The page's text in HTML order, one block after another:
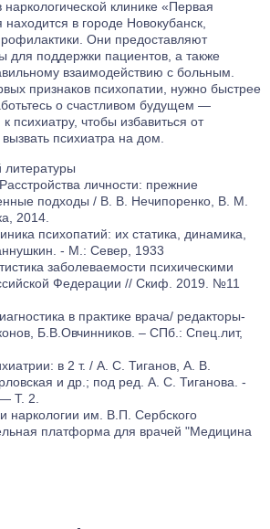
наркологической клинике «Первая
находится в городе Новокубанск,
Они предоставляют
для поддержки пациентов, а также
взаимодействию с больным.
признаков психопатии, нужно быстрее
о счастливом будущем —
психиатру, чтобы избавиться от
вызвать психиатра на дом
литературы
личности: прежние
подходы / В. В. Нечипоренко, В. М.
2014.
психопатий: их статика, динамика,
- М.: Север, 1933
заболеваемости психическими
Федерации // Скиф. 2019. №11
в практике врача/ редакторы-
Б.В.Овчинников. – СПб.: Спец.лит,
в 2 т. / А. С. Тиганов, А. В.
и др.; под ред. А. С. Тиганова. -
Т. 2.
наркологии им. В.П. Сербского
платформа для врачей "Медицина